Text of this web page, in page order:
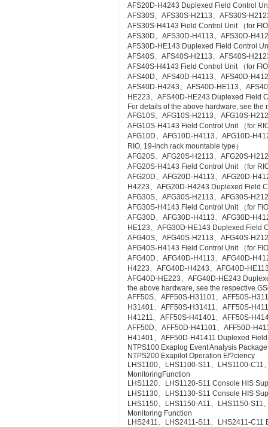
AFS20D-H4243 Duplexed Field Control
AFS30S、AFS30S-H2113、AFS30S-
AFS30S-H4143 Field Control Unit （for
AFS30D、AFS30D-H4113、AFS30D-
AFS30D-HE143 Duplexed Field Control
AFS40S、AFS40S-H2113、AFS40S-
AFS40S-H4143 Field Control Unit （for
AFS40D、AFS40D-H4113、AFS40D-
AFS40D-H4243、AFS40D-HE113、
HE223、AFS40D-HE243 Duplexed Field
For details of the above hardware, see the
AFG10S、AFG10S-H2113、AFG10S-
AFG10S-H4143 Field Control Unit （for
AFG10D、AFG10D-H4113、AFG10D-
RIO, 19-inch rack mountable type）
AFG20S、AFG20S-H2113、AFG20S-
AFG20S-H4143 Field Control Unit （for
AFG20D、AFG20D-H4113、AFG20D-
H4223、AFG20D-H4243 Duplexed Field
AFG30S、AFG30S-H2113、AFG30S-
AFG30S-H4143 Field Control Unit （for
AFG30D、AFG30D-H4113、AFG30D-
HE123、AFG30D-HE143 Duplexed Field
AFG40S、AFG40S-H2113、AFG40S-
AFG40S-H4143 Field Control Unit （for
AFG40D、AFG40D-H4113、AFG40D-
H4223、AFG40D-H4243、AFG40D-
AFG40D-HE223、AFG40D-HE243
the above hardware, see the respective
AFF50S、AFF50S-H31101、AFF50S-
H31401、AFF50S-H31411、AFF50S-
H41211、AFF50S-H41401、AFF50S-
AFF50D、AFF50D-H41101、AFF50D-
H41401、AFF50D-H41411 Duplexed
NTPS100 Exaplog Event Analysis Package
NTPS200 Exapilot Operation Ef?ciency
LHS1100、LHS1100-S11、LHS1100-
MonitoringFunction
LHS1120、LHS1120-S11 Console HIS
LHS1130、LHS1130-S11 Console HIS
LHS1150、LHS1150-A11、LHS1150-
Monitoring Function
LHS2411、LHS2411-S11、LHS2411-